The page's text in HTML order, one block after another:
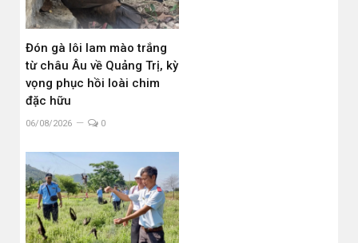
Đón gà lôi lam mào trắng
từ châu Âu về Quảng Trị, kỳ
vọng phục hồi loài chim
đặc hữu
06/08/2026 0